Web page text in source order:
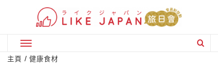
Primary
Menu
主頁 健康食材